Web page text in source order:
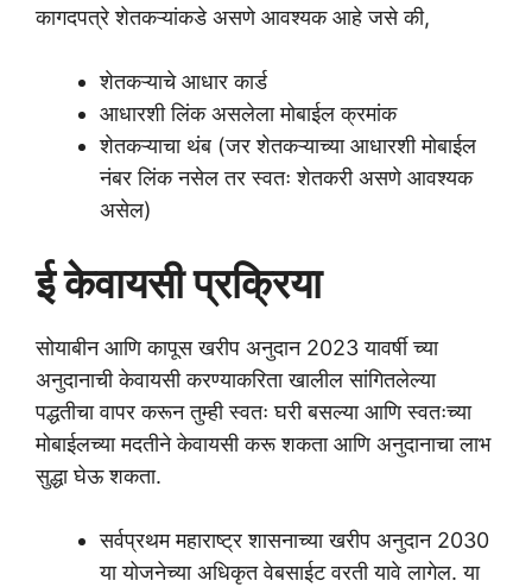
कागदपत्रे शेतकऱ्यांकडे असणे आवश्यक आहे जसे की,
शेतकऱ्याचे आधार कार्ड
आधारशी लिंक असलेला मोबाईल क्रमांक
शेतकऱ्याचा थंब (जर शेतकऱ्याच्या आधारशी मोबाईल
नंबर लिंक नसेल तर स्वतः शेतकरी असणे आवश्यक
असेल)
ई केवायसी प्रक्रिया
सोयाबीन आणि कापूस खरीप अनुदान 2023 यावर्षी च्या
अनुदानाची केवायसी करण्याकरिता खालील सांगितलेल्या
पद्धतीचा वापर करून तुम्ही स्वतः घरी बसल्या आणि स्वतःच्या
मोबाईलच्या मदतीने केवायसी करू शकता आणि अनुदानाचा लाभ
सुद्धा घेऊ शकता.
सर्वप्रथम महाराष्ट्र शासनाच्या खरीप अनुदान 2030
या योजनेच्या अधिकृत वेबसाईट वरती यावे लागेल. या